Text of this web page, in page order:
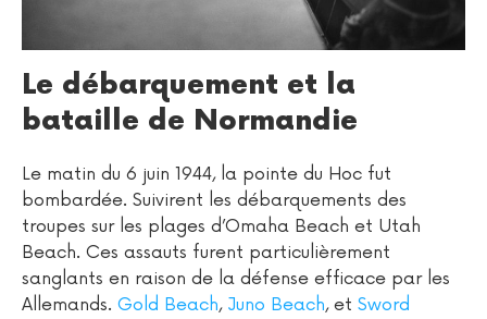
Le débarquement et la
bataille de Normandie
Le matin du 6 juin 1944, la pointe du Hoc fut
bombardée. Suivirent les débarquements des
troupes sur les plages d’Omaha Beach et Utah
Beach. Ces assauts furent particulièrement
sanglants en raison de la défense efficace par les
Allemands. Gold Beach, Juno Beach, et Sword